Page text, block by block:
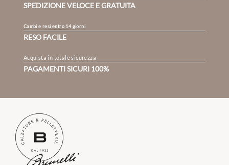
SPEDIZIONE VELOCE E GRATUITA
Cambi e resi entro 14 giorni
RESO FACILE
Acquista in totale sicurezza
PAGAMENTI SICURI 100%